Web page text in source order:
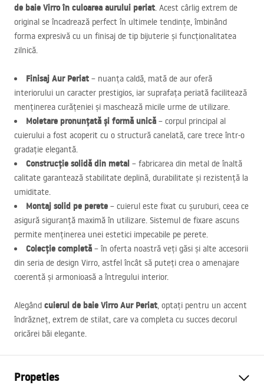
de baie Virro în culoarea aurului periat. Acest cârlig extrem de
original se încadrează perfect în ultimele tendințe, îmbinând
forma expresivă cu un finisaj de tip bijuterie și funcționalitatea
zilnică.
Finisaj Aur Periat – nuanța caldă, mată de aur oferă
interiorului un caracter prestigios, iar suprafața periată facilitează
menținerea curățeniei și maschează micile urme de utilizare.
Moletare pronunțată și formă unică – corpul principal al
cuierului a fost acoperit cu o structură canelată, care trece într-o
gradație elegantă.
Construcție solidă din metal – fabricarea din metal de înaltă
calitate garantează stabilitate deplină, durabilitate și rezistență la
umiditate.
Montaj solid pe perete – cuierul este fixat cu șuruburi, ceea ce
asigură siguranță maximă în utilizare. Sistemul de fixare ascuns
permite menținerea unei estetici impecabile pe perete.
Colecție completă – în oferta noastră veți găsi și alte accesorii
din seria de design Virro, astfel încât să puteți crea o amenajare
coerentă și armonioasă a întregului interior.
Alegând cuierul de baie Virro Aur Periat, optați pentru un accent
îndrăzneț, extrem de stilat, care va completa cu succes decorul
oricărei băi elegante.
Propeties